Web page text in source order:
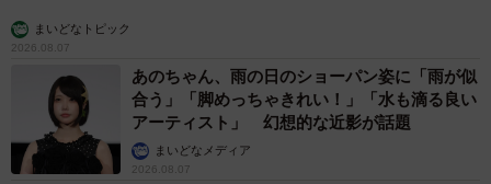
まいどなトピック
2026.08.07
あのちゃん、雨の日のショーパン姿に「雨が似
合う」「脚めっちゃきれい！」「水も滴る良い
アーティスト」 幻想的な近影が話題
まいどなメディア
2026.08.07